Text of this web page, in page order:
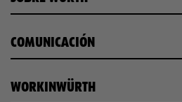
COMUNICACIÓN
WORKINWÜRTH